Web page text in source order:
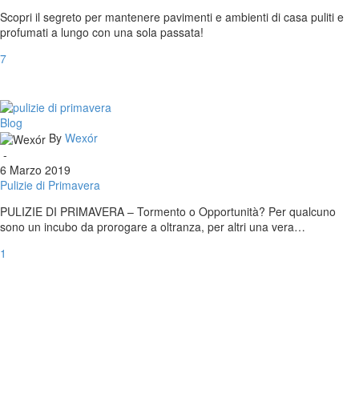
Scopri il segreto per mantenere pavimenti e ambienti di casa puliti e
profumati a lungo con una sola passata!
7
Pulizie
di
Primavera
Blog
By Wexór
-
6 Marzo 2019
Pulizie di Primavera
PULIZIE DI PRIMAVERA – Tormento o Opportunità? Per qualcuno
sono un incubo da prorogare a oltranza, per altri una vera…
1